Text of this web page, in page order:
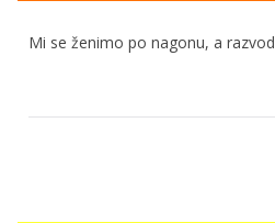
Mi se ženimo po nagonu, a